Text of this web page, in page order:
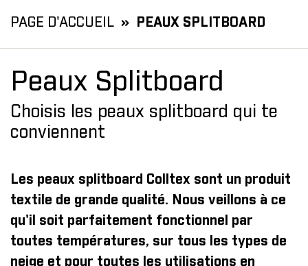
PAGE D'ACCUEIL PEAUX SPLITBOARD
Peaux Splitboard
Choisis les peaux splitboard qui te
conviennent
Les peaux splitboard Colltex sont un produit
textile de grande qualité. Nous veillons à ce
qu'il soit parfaitement fonctionnel par
toutes températures, sur tous les types de
neige et pour toutes les utilisations en